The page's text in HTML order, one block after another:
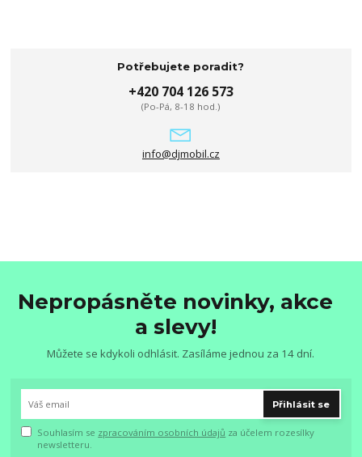
Potřebujete poradit?
+420 704 126 573
(Po-Pá, 8-18 hod.)
info@djmobil.cz
Nepropásněte novinky, akce
a slevy!
Můžete se kdykoli odhlásit. Zasíláme jednou za 14 dní.
Přihlásit se
Souhlasím se zpracováním osobních údajů za účelem rozesílky
newsletteru.